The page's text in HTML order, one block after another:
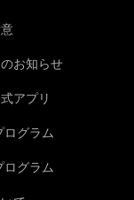
お知らせ
アプリ
ログラム
ログラム